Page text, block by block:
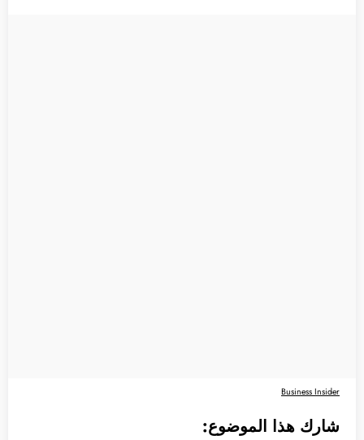
Business Insider
شارك هذا الموضوع: